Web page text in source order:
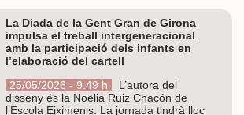
La Diada de la Gent Gran de Girona
impulsa el treball intergeneracional
amb la participació dels infants en
l’elaboració del cartell
25/05/2026 - 9.49 h
L’autora del
disseny és la Noelia Ruiz Chacón de
l’Escola Eiximenis. La jornada tindrà lloc